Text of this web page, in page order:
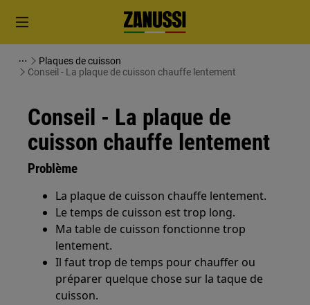
Plaques de cuisson
Conseil - La plaque de cuisson chauffe lentement
Conseil - La plaque de
cuisson chauffe lentement
Problème
La plaque de cuisson chauffe lentement.
Le temps de cuisson est trop long.
Ma table de cuisson fonctionne trop
lentement.
Il faut trop de temps pour chauffer ou
préparer quelque chose sur la taque de
cuisson.